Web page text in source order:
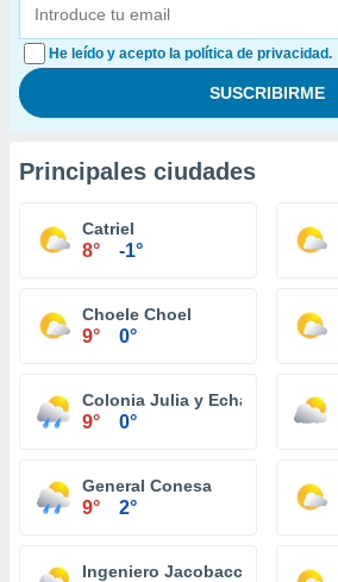
He leído y acepto la política de privacidad.
Principales ciudades
Catriel
8° -1°
Choele Choel
9° 0°
Colonia Julia y Echarren
9° 0°
General Conesa
9° 2°
Ingeniero Jacobacci